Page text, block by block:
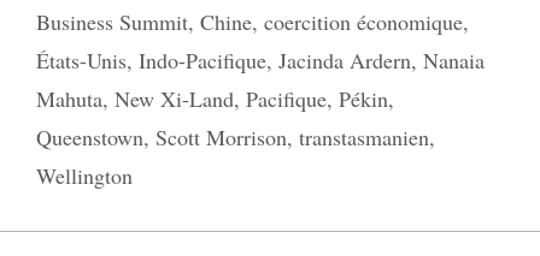
Business Summit, Chine, coercition économique,
États-Unis, Indo-Pacifique, Jacinda Ardern, Nanaia
Mahuta, New Xi-Land, Pacifique, Pékin,
Queenstown, Scott Morrison, transtasmanien,
Wellington